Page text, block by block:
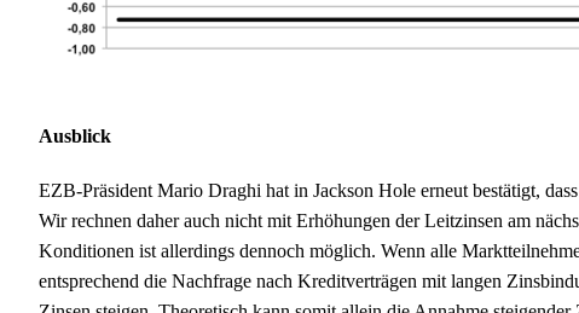
Ausblick
EZB-Präsident Mario Draghi hat in Jackson Hole erneut bestätigt,
Wir rechnen daher auch nicht mit Erhöhungen der Leitzinsen am
Konditionen ist allerdings dennoch möglich. Wenn alle
entsprechend die Nachfrage nach Kreditverträgen mit langen